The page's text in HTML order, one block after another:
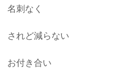
名刺なく
されど減らない
お付き合い